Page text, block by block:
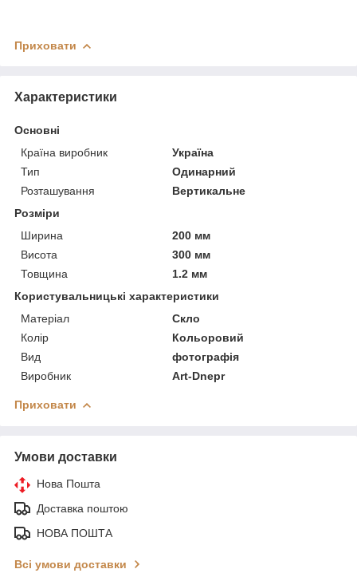
Приховати
Характеристики
Основні
Країна виробник
Україна
Тип
Одинарний
Розташування
Вертикальне
Розміри
Ширина
200 мм
Висота
300 мм
Товщина
1.2 мм
Користувальницькі характеристики
Матеріал
Скло
Колір
Кольоровий
Вид
фотографія
Виробник
Art-Dnepr
Приховати
Умови доставки
Нова Пошта
Доставка поштою
НОВА ПОШТА
Всі умови доставки